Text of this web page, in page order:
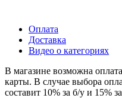
Оплата
Доставка
Видео о категориях
В магазине возможна
карты. В случае выбора
составит 10% за б/у и 15%